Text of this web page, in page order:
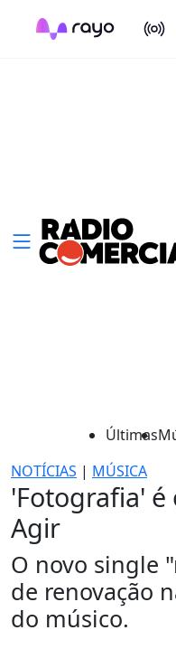
On Air
Últimas
NOTÍCIAS | MÚSICA
'Fotografia' é
Agir
O novo single
de renovação
do músico.